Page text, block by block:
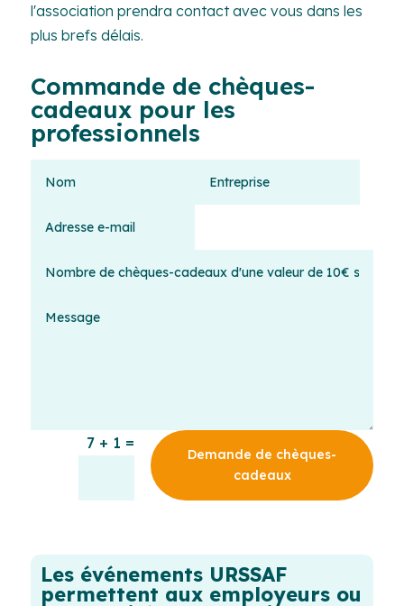
l'association prendra contact avec vous dans les
plus brefs délais.
Commande de chèques-
cadeaux pour les
professionnels
7 + 1 =
Demande de chèques-
cadeaux
Les événements URSSAF
permettent aux employeurs ou